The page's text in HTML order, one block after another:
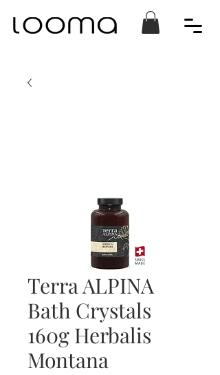
Terra ALPINA
Bath Crystals
160g Herbalis
Montana